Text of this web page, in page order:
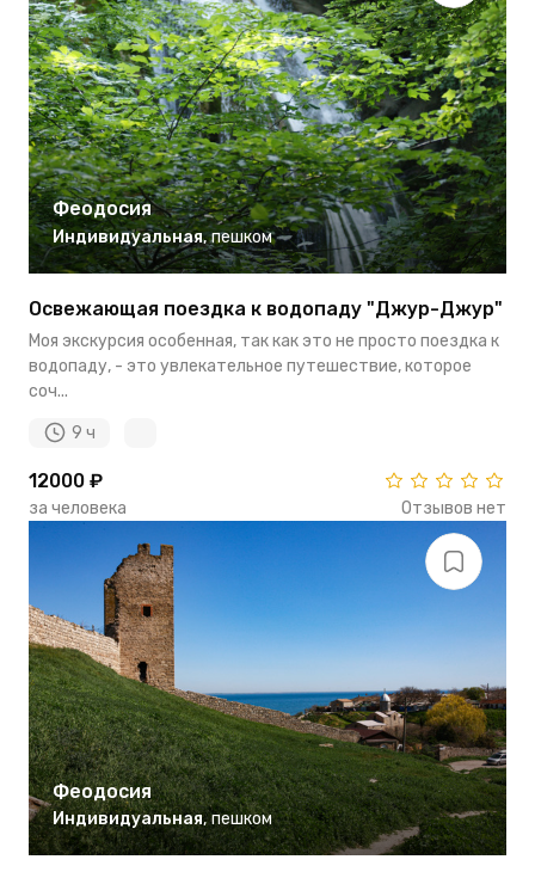
Феодосия
Индивидуальная, пешком
Освежающая поездка к водопаду "Джур-Джур"
Моя экскурсия особенная, так как это не просто поездка к
водопаду, - это увлекательное путешествие, которое
соч...
9 ч
12000 ₽
за человека Отзывов нет
Феодосия
Индивидуальная, пешком